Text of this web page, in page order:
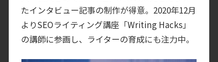
たインタビュー記事の制作が得意。2020年12月
よりSEOライティング講座「Writing Hacks」
の講師に参画し、ライターの育成にも注力中。